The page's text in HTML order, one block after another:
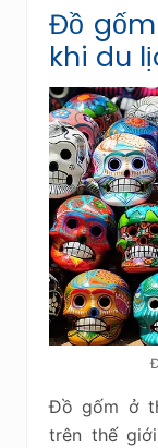
Đồ
khi du
Đồ gốm ở
trên thế